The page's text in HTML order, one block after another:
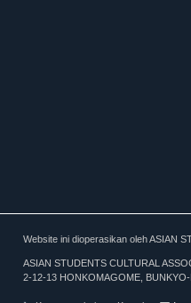
Website ini dioperasikan oleh ASIAN
ASIAN STUDENTS CULTURAL
2-12-13 HONKOMAGOME,